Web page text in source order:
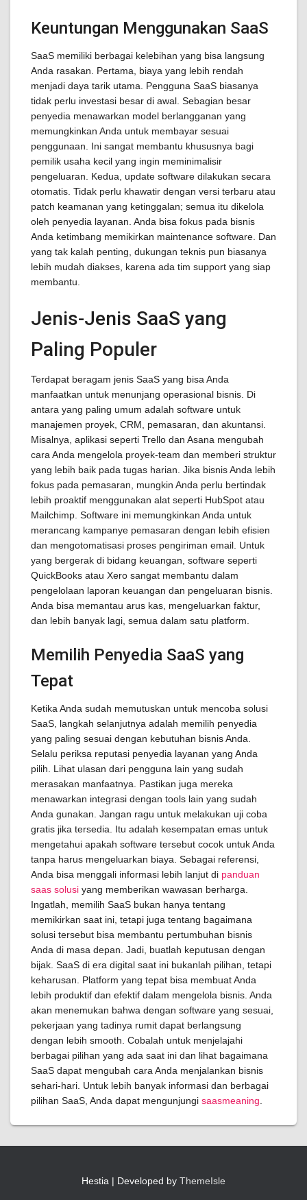
Keuntungan Menggunakan SaaS
SaaS memiliki berbagai kelebihan yang bisa langsung
Anda rasakan. Pertama, biaya yang lebih rendah
menjadi daya tarik utama. Pengguna SaaS biasanya
tidak perlu investasi besar di awal. Sebagian besar
penyedia menawarkan model berlangganan yang
memungkinkan Anda untuk membayar sesuai
penggunaan. Ini sangat membantu khususnya bagi
pemilik usaha kecil yang ingin meminimalisir
pengeluaran. Kedua, update software dilakukan secara
otomatis. Tidak perlu khawatir dengan versi terbaru atau
patch keamanan yang ketinggalan; semua itu dikelola
oleh penyedia layanan. Anda bisa fokus pada bisnis
Anda ketimbang memikirkan maintenance software. Dan
yang tak kalah penting, dukungan teknis pun biasanya
lebih mudah diakses, karena ada tim support yang siap
membantu.
Jenis-Jenis SaaS yang
Paling Populer
Terdapat beragam jenis SaaS yang bisa Anda
manfaatkan untuk menunjang operasional bisnis. Di
antara yang paling umum adalah software untuk
manajemen proyek, CRM, pemasaran, dan akuntansi.
Misalnya, aplikasi seperti Trello dan Asana mengubah
cara Anda mengelola proyek-team dan memberi struktur
yang lebih baik pada tugas harian. Jika bisnis Anda lebih
fokus pada pemasaran, mungkin Anda perlu bertindak
lebih proaktif menggunakan alat seperti HubSpot atau
Mailchimp. Software ini memungkinkan Anda untuk
merancang kampanye pemasaran dengan lebih efisien
dan mengotomatisasi proses pengiriman email. Untuk
yang bergerak di bidang keuangan, software seperti
QuickBooks atau Xero sangat membantu dalam
pengelolaan laporan keuangan dan pengeluaran bisnis.
Anda bisa memantau arus kas, mengeluarkan faktur,
dan lebih banyak lagi, semua dalam satu platform.
Memilih Penyedia SaaS yang
Tepat
Ketika Anda sudah memutuskan untuk mencoba solusi
SaaS, langkah selanjutnya adalah memilih penyedia
yang paling sesuai dengan kebutuhan bisnis Anda.
Selalu periksa reputasi penyedia layanan yang Anda
pilih. Lihat ulasan dari pengguna lain yang sudah
merasakan manfaatnya. Pastikan juga mereka
menawarkan integrasi dengan tools lain yang sudah
Anda gunakan. Jangan ragu untuk melakukan uji coba
gratis jika tersedia. Itu adalah kesempatan emas untuk
mengetahui apakah software tersebut cocok untuk Anda
tanpa harus mengeluarkan biaya. Sebagai referensi,
Anda bisa menggali informasi lebih lanjut di panduan
saas solusi yang memberikan wawasan berharga.
Ingatlah, memilih SaaS bukan hanya tentang
memikirkan saat ini, tetapi juga tentang bagaimana
solusi tersebut bisa membantu pertumbuhan bisnis
Anda di masa depan. Jadi, buatlah keputusan dengan
bijak. SaaS di era digital saat ini bukanlah pilihan, tetapi
keharusan. Platform yang tepat bisa membuat Anda
lebih produktif dan efektif dalam mengelola bisnis. Anda
akan menemukan bahwa dengan software yang sesuai,
pekerjaan yang tadinya rumit dapat berlangsung
dengan lebih smooth. Cobalah untuk menjelajahi
berbagai pilihan yang ada saat ini dan lihat bagaimana
SaaS dapat mengubah cara Anda menjalankan bisnis
sehari-hari. Untuk lebih banyak informasi dan berbagai
pilihan SaaS, Anda dapat mengunjungi saasmeaning
Hestia | Developed by ThemeIsle